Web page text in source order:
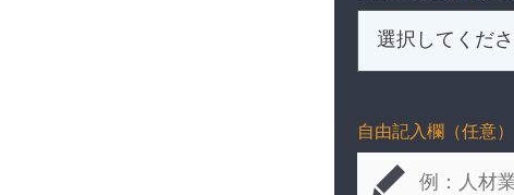
自由記入欄（任意）